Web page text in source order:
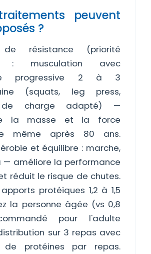
peuvent
?
de résistance (priorité
: musculation avec
progressive 2 à 3
(squats, leg press,
de charge adapté) —
la masse et la force
même après 80 ans.
et équilibre : marche,
— améliore la performance
réduit le risque de chutes.
protéiques 1,2 à 1,5
la personne âgée (vs 0,8
pour l'adulte
sur 3 repas avec
protéines par repas.